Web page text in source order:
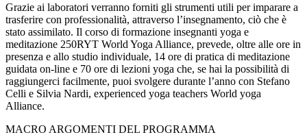
Grazie ai laboratori verranno forniti gli strumenti utili per imparare a
trasferire con professionalità, attraverso l’insegnamento, ciò che è
stato assimilato. Il corso di formazione insegnanti yoga e
meditazione 250RYT World Yoga Alliance, prevede, oltre alle ore in
presenza e allo studio individuale, 14 ore di pratica di meditazione
guidata on-line e 70 ore di lezioni yoga che, se hai la possibilità di
raggiungerci facilmente, puoi svolgere durante l’anno con Stefano
Celli e Silvia Nardi, experienced yoga teachers World yoga
Alliance.
MACRO ARGOMENTI DEL PROGRAMMA